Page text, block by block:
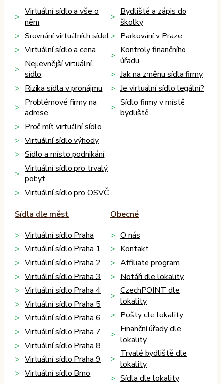
Virtuální sídlo a vše o
něm
Srovnání virtuálních sídel
Virtuální sídlo a cena
Nejlevnější virtuální
sídlo
Rizika sídla v pronájmu
Problémové firmy na
adrese
Proč mít virtuální sídlo
Virtuální sídlo výhody
Sídlo a místo podnikání
Virtuální sídlo pro trvalý
pobyt
Virtuální sídlo pro OSVČ
Bydliště a zápis do
školky
Parkování v Praze
Kontroly finančního
úřadu
Jak na změnu sídla firmy
Je virtuální sídlo legální?
Sídlo firmy v místě
bydliště
Sídla dle měst
Virtuální sídlo Praha
Virtuální sídlo Praha 1
Virtuální sídlo Praha 2
Virtuální sídlo Praha 3
Virtuální sídlo Praha 4
Virtuální sídlo Praha 5
Virtuální sídlo Praha 6
Virtuální sídlo Praha 7
Virtuální sídlo Praha 8
Virtuální sídlo Praha 9
Virtuální sídlo Brno
Obecné
O nás
Kontakt
Affiliate program
Notáři dle lokality
CzechPOINT dle
lokality
Pošty dle lokality
Finanční úřady dle
lokality
Trvalé bydliště dle
lokality
Sídla dle lokality